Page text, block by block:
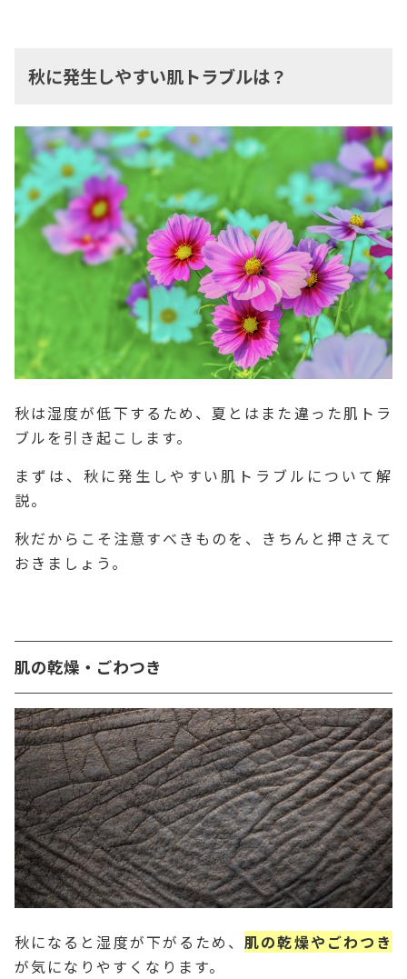
秋に発生しやすい肌トラブルは？
秋は湿度が低下するため、夏とはまた違った肌トラ
ブルを引き起こします。
まずは、秋に発生しやすい肌トラブルについて解
説。
秋だからこそ注意すべきものを、きちんと押さえて
おきましょう。
肌の乾燥・ごわつき
秋になると湿度が下がるため、肌の乾燥やごわつき
が気になりやすくなります。